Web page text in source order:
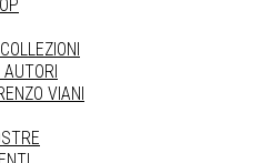
AUTORI
VIANI